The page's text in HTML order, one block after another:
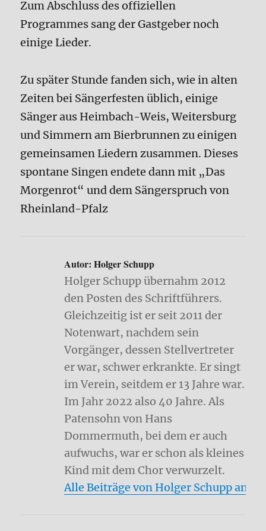
Zum Abschluss des offiziellen
Programmes sang der Gastgeber noch
einige Lieder.
Zu später Stunde fanden sich, wie in alten
Zeiten bei Sängerfesten üblich, einige
Sänger aus Heimbach-Weis, Weitersburg
und Simmern am Bierbrunnen zu einigen
gemeinsamen Liedern zusammen. Dieses
spontane Singen endete dann mit „Das
Morgenrot“ und dem Sängerspruch von
Rheinland-Pfalz
Autor: Holger Schupp
Holger Schupp übernahm 2012
den Posten des Schriftführers.
Gleichzeitig ist er seit 2011 der
Notenwart, nachdem sein
Vorgänger, dessen Stellvertreter
er war, schwer erkrankte. Er singt
im Verein, seitdem er 13 Jahre war.
Im Jahr 2022 also 40 Jahre. Als
Patensohn von Hans
Dommermuth, bei dem er auch
aufwuchs, war er schon als kleines
Kind mit dem Chor verwurzelt.
Alle Beiträge von Holger Schupp